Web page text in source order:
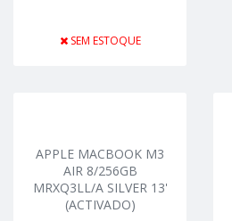
SEM ESTOQUE
APPLE MACBOOK M3
AIR 8/256GB
MRXQ3LL/A SILVER 13'
(ACTIVADO)